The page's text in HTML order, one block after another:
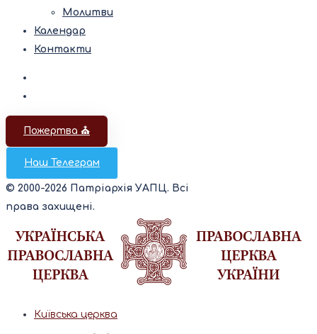
Молитви
Календар
Контакти
Пожертва ⛪️
Наш Телеграм
© 2000-2026 Патріархія УАПЦ. Всі
права захищені.
Київська церква